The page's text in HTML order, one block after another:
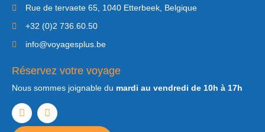
Rue de tervaete 65, 1040 Etterbeek, Belgique
+32 (0)2 736.60.50
info@voyagesplus.be
Réservez votre voyage
Nous sommes joignable du mardi au vendredi de 10h à 17h